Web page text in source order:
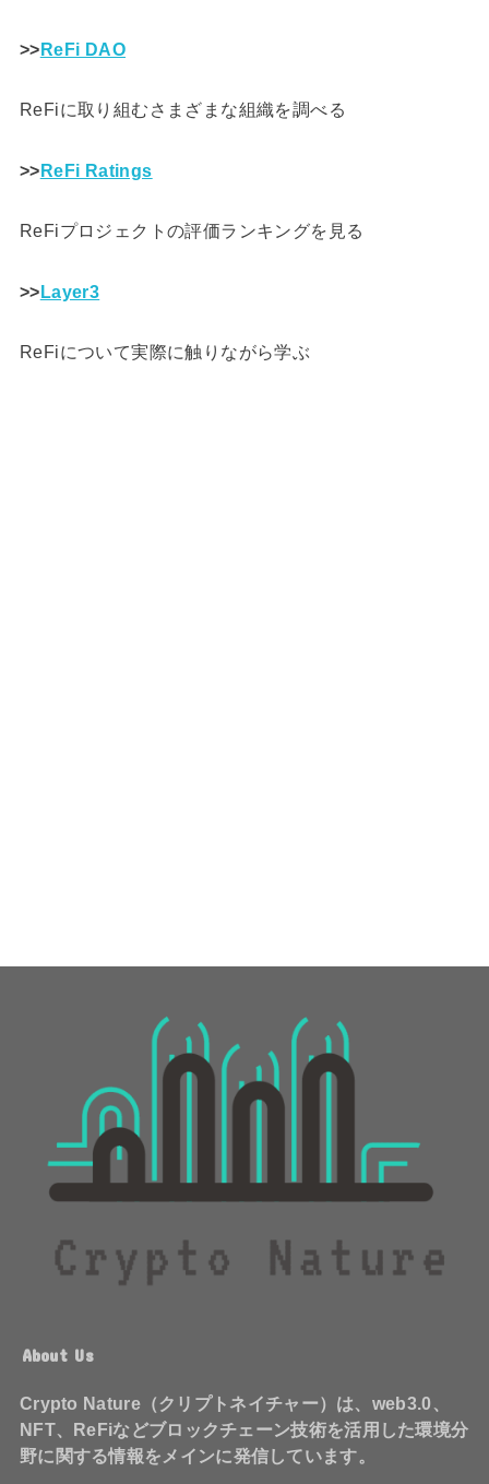
>>ReFi DAO
ReFiに取り組むさまざまな組織を調べる
>>ReFi Ratings
ReFiプロジェクトの評価ランキングを見る
>>Layer3
ReFiについて実際に触りながら学ぶ
About Us
Crypto Nature（クリプトネイチャー）は、web3.0、
NFT、ReFiなどブロックチェーン技術を活用した環境分
野に関する情報をメインに発信しています。